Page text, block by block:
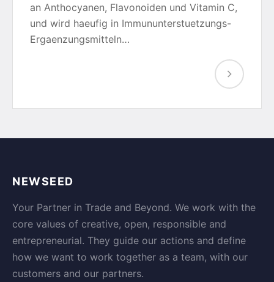
an Anthocyanen, Flavonoiden und Vitamin C,
und wird haeufig in Immununterstuetzungs-
Ergaenzungsmitteln…
NEWSEED
Your Partner in Trade and Beyond. We work with the
core values of creative, open, responsible and
entrepreneurial. They guide our actions and define
how we want to work together as a team, with our
customers and our partners.